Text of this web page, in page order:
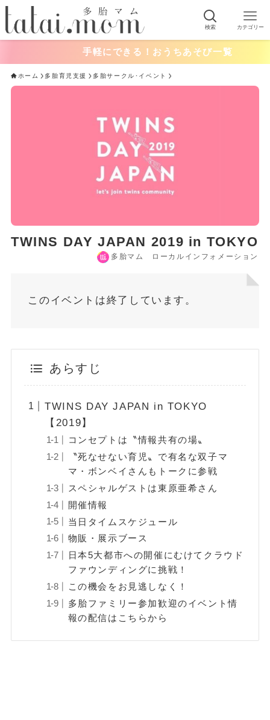
検索 カテゴリー
手軽にできる！おうちあそび一覧
ホーム 多胎育児支援 多胎サークル･イベント
TWINS DAY JAPAN 2019 in TOKYO
多胎マム ローカルインフォメーション
このイベントは終了しています。
あらすじ
TWINS DAY JAPAN in TOKYO
【2019】
コンセプトは〝情報共有の場〟
〝死なせない育児〟で有名な双子マ
マ・ボンベイさんもトークに参戦
スペシャルゲストは東原亜希さん
開催情報
当日タイムスケジュール
物販・展示ブース
日本5大都市への開催にむけてクラウド
ファウンディングに挑戦！
この機会をお見逃しなく！
多胎ファミリー参加歓迎のイベント情
報の配信はこちらから